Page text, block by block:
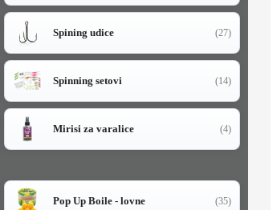
Spining udice (27)
Spinning setovi (14)
Mirisi za varalice (4)
Pop Up Boile - lovne (35)